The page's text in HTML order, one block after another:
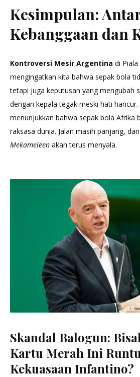
Kesimpulan:
Kebanggaan dan
Kontroversi Mesir Argentina di
mengingatkan kita bahwa sepak bola
tetapi juga keputusan yang mengubah
dengan kepala tegak meski hati
menunjukkan bahwa sepak bola Afrika
raksasa dunia. Jalan masih panjang,
Mekameleen akan terus menyala.
Skandal Balogun:
Kartu Merah Ini
Kekuasaan Infantino?